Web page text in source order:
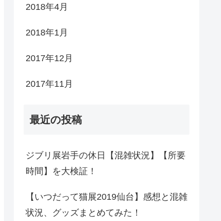
2018年4月
2018年1月
2017年12月
2017年11月
最近の投稿
ジブリ展岩手の休日【混雑状況】【所要
時間】を大検証！
【いつだって猫展2019仙台】感想と混雑
状況、グッズまとめてみた！